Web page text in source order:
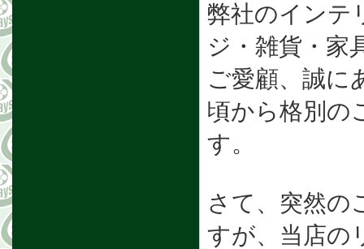
弊社のインテ
ジ・雑貨・
ご愛顧、誠に
頃から格別の
す。
さて、突然の
すが、当店の